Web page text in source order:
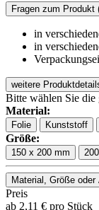
Fragen zum Produkt
in
in
weitere
Bitte wählen Sie die
Material:
Folie Kunststoff
Größe:
150 x 200 mm
Preis
ab 2,11 € pro Stück